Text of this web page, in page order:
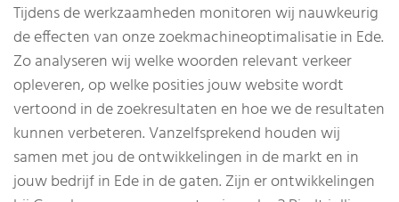
Tijdens de werkzaamheden monitoren wij nauwkeurig
de effecten van onze zoekmachineoptimalisatie in Ede.
Zo analyseren wij welke woorden relevant verkeer
opleveren, op welke posities jouw website wordt
vertoond in de zoekresultaten en hoe we de resultaten
kunnen verbeteren. Vanzelfsprekend houden wij
samen met jou de ontwikkelingen in de markt en in
jouw bedrijf in Ede in de gaten. Zijn er ontwikkelingen